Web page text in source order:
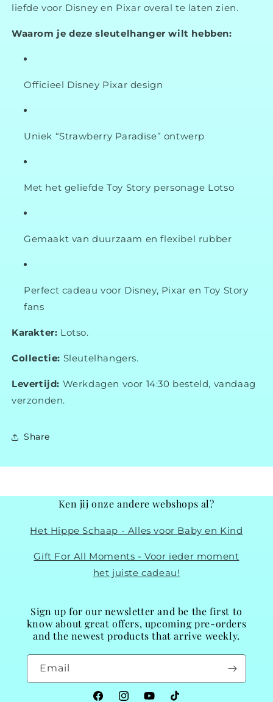
liefde voor Disney en Pixar overal te laten zien.
Waarom je deze sleutelhanger wilt hebben:
Officieel Disney Pixar design
Uniek “Strawberry Paradise” ontwerp
Met het geliefde Toy Story personage Lotso
Gemaakt van duurzaam en flexibel rubber
Perfect cadeau voor Disney, Pixar en Toy Story
fans
Karakter: Lotso.
Collectie: Sleutelhangers.
Levertijd: Werkdagen voor 14:30 besteld, vandaag
verzonden.
Share
Ken jij onze andere webshops al?
Het Hippe Schaap - Alles voor Baby en Kind
Gift For All Moments - Voor ieder moment
het juiste cadeau!
Sign up for our newsletter and be the first to
know about great offers, upcoming pre-orders
and the newest products that arrive weekly.
Email